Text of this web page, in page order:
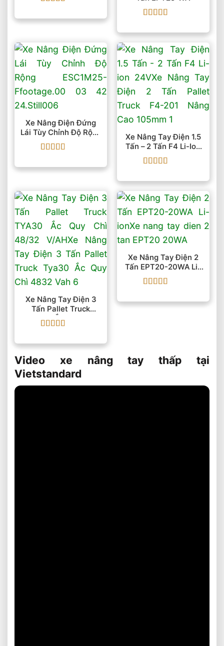
hạng55 sao
hạng55 sao
Xe Nâng Điện Đứng
Lái Tùy Chỉnh Độ Rộng
ESC1M25-F
hạng55 sao
Xe Nâng Tay Điện 1.5
Tấn – 2 Tấn F4 Li-Ion
24V
hạng55 sao
Xe Nâng Tay Điện 3
Tấn Pallet Truck
TYA30 Ắc Quy Chì
48/32 V/AH
hạng55 sao
Xe Nâng Tay Điện 2
Tấn EPT20-20WA Li-
Ion
hạng55 sao
Video xe nâng tay thấp tại
Vietstandard